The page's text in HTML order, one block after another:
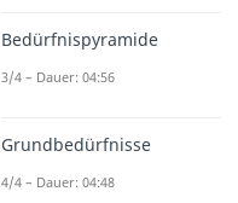
Bedürfnispyramide
3/4 – Dauer: 04:56
Grundbedürfnisse
4/4 – Dauer: 04:48